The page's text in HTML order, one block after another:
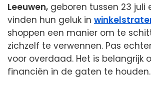
Leeuwen, geboren tussen 23 juli
vinden hun geluk in
shoppen een manier om te
zichzelf te verwennen. Pas
voor overdaad. Het is belangrijk
financiën in de gaten te houden.